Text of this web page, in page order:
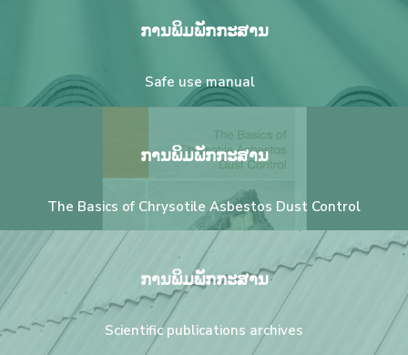
ການພິມພັກກະສານ
Safe use manual
ການພິມພັກກະສານ
The Basics of Chrysotile Asbestos Dust Control
ການພິມພັກກະສານ
Scientific publications archives